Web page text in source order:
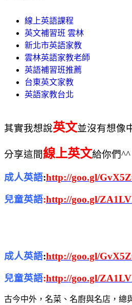
線上英語課程
英文補習班 雲林
新北市英語家教
雲林英語家教老師
英語補習班推薦
台東英文家教
英語家教台北
其實我想說英文並沒有想像
分享這間線上英文給你們^^
成人英語:http://goo.gl/
兒童英語:http://goo.gl/
成人英語:http://goo.gl/
兒童英語:http://goo.gl/
古今中外，名菜、名廚與名店，總